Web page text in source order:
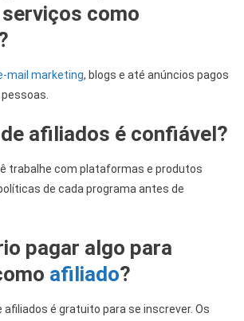
como
mail marketing, blogs e até anúncios pagos
afiliados é confiável?
trabalhe com plataformas e produtos
de cada programa antes de
pagar algo para
afiliado?
afiliados é gratuito para se inscrever. Os